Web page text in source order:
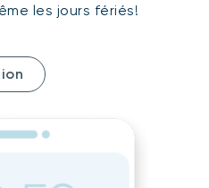
les jours fériés!